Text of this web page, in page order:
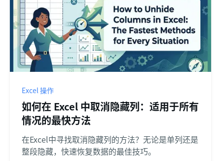
Excel 操作
如何在 Excel 中取消隐藏列：适用于所有
情况的最快方法
在Excel中寻找取消隐藏列的方法？无论是单列还是
整段隐藏，快速恢复数据的最佳技巧。